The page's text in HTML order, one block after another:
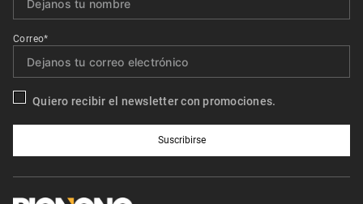
Correo*
Quiero recibir el newsletter con promociones.
Suscribirse